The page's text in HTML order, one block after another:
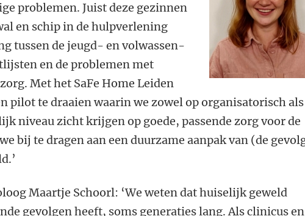
problemen. Juist deze gezinnen
en schip in de hulpverlening
tussen de jeugd- en volwassen-
en de problemen met
Met het SaFe Home Leiden
pilot te draaien waarin we zowel op organisatorisch als
niveau zicht krijgen op goede, passende zorg voor de
bij te dragen aan een duurzame aanpak van (de
Maartje Schoorl: ‘We weten dat huiselijk geweld
gevolgen heeft, soms generaties lang. Als clinicus en